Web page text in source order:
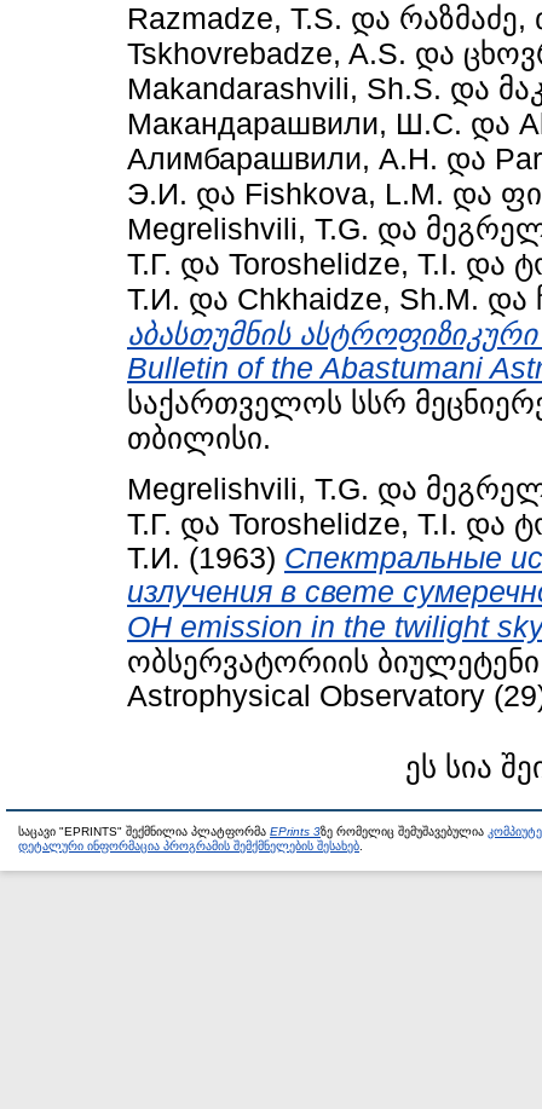
Razmadze, T.S. და რაზმაძე,
Tskhovrebadze, A.S. და
Makandarashvili, Sh.S. და
Макандарашвили, Ш.С. და
Алимбарашвили, А.Н. და
Э.И. და Fishkova, L.M. და
Megrelishvili, T.G. და
Т.Г. და Toroshelidze, T.I. და
Т.И. და Chkhaidze, Sh.M. და
აბასთუმნის
Bulletin of the Abastumani
საქართველოს სსრ
თბილისი.
Megrelishvili, T.G. და
Т.Г. და Toroshelidze, T.I. და
Т.И. (1963) Спектральные
излучения в свете
OH emission in the twilight
ობსერვატორიის ბიულეტენი
Astrophysical Observatory
ეს სია
საცავი "EPRINTS" შექმნილია პლატფორმა EPrints 3ზე რომელიც შემუშავებულია
დეტალური ინფორმაცია პროგრამის შემქმნელების შესახებ